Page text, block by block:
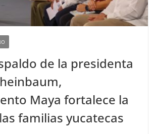
de la presidenta
Maya fortalece la
familias yucatecas